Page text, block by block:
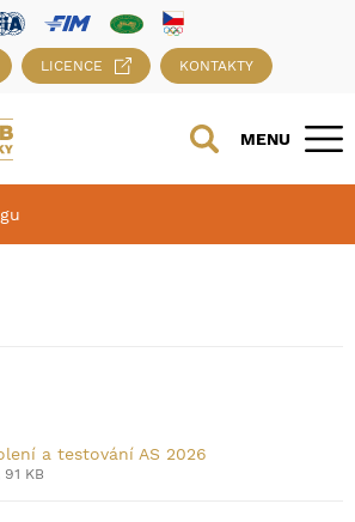
LICENCE KONTAKTY
MENU
a testování AS 2026
KB